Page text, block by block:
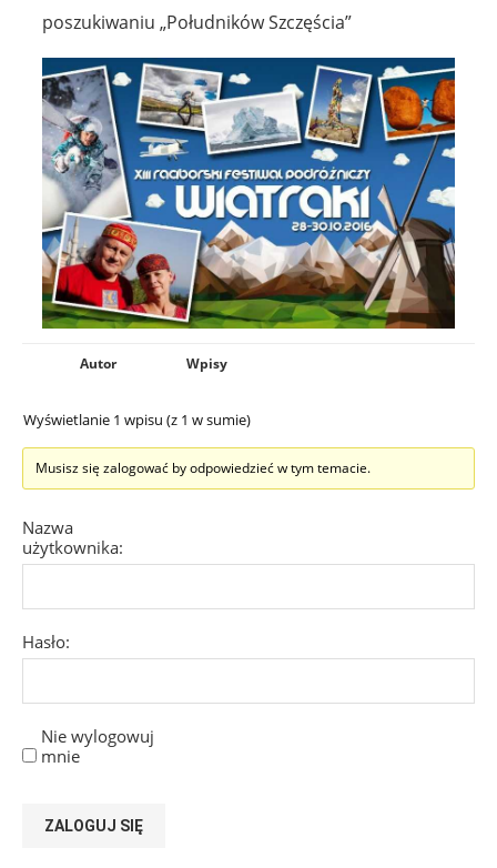
poszukiwaniu „Południków Szczęścia”
Autor Wpisy
Wyświetlanie 1 wpisu (z 1 w sumie)
Musisz się zalogować by odpowiedzieć w tym temacie.
Nazwa
użytkownika:
Hasło:
Nie wylogowuj
mnie
ZALOGUJ SIĘ